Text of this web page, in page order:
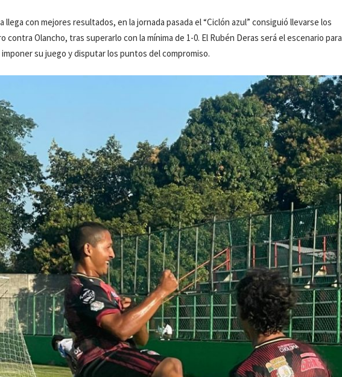
llega con mejores resultados, en la jornada pasada el “Ciclón azul” consiguió llevarse los
Olancho, tras superarlo con la mínima de 1-0. El Rubén Deras será el escenario para
su juego y disputar los puntos del compromiso.